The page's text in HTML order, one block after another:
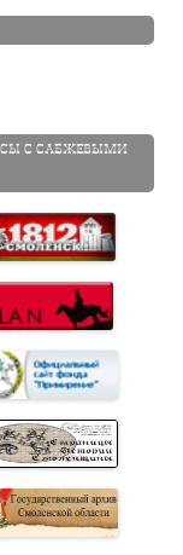
С САБЖЕВЫМИ